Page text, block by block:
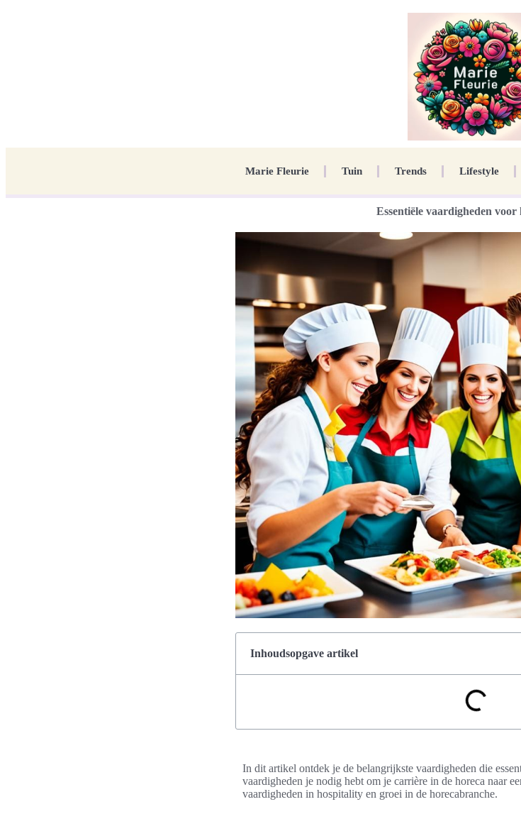
Marie Fleurie Tuin Trends Lifestyle
Essentiële vaardigheden
Inhoudsopgave artikel
In dit artikel ontdek je de belangrijkste vaardigheden die
vaardigheden je nodig hebt om je carrière in de horeca naar
vaardigheden in hospitality en groei in de horecabranche.